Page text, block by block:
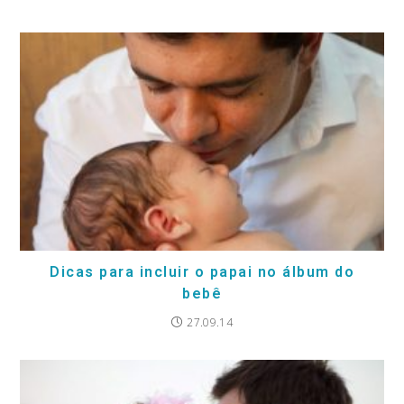
Dicas para incluir o papai no álbum do
bebê
27.09.14